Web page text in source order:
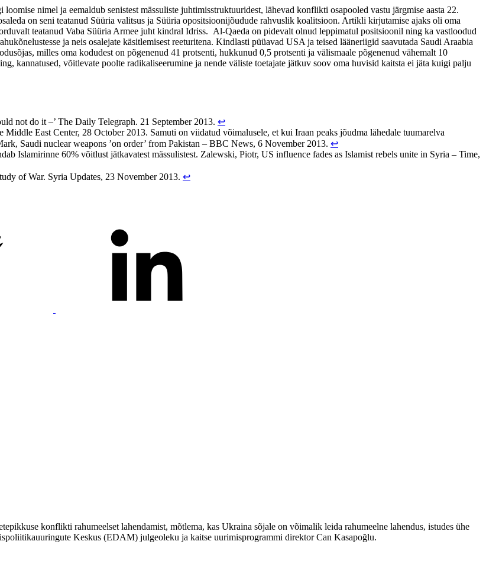
nimel ja eemaldub senistest mässuliste juhtimisstruktuuridest, lähevad konflikti osapooled vastu järgmise aasta 22.
on seni teatanud Süüria valitsus ja Süüria opositsioonijõudude rahvuslik koalitsioon. Artikli kirjutamise ajaks oli oma
teatanud Vaba Süüria Armee juht kindral Idriss. Al-Qaeda on pidevalt olnud leppimatul positsioonil ning ka vastloodud
ja neis osalejate käsitlemisest reeturitena. Kindlasti püüavad USA ja teised lääneriigid saavutada Saudi Araabia
milles oma kodudest on põgenenud 41 protsenti, hukkunud 0,5 protsenti ja välismaale põgenenud vähemalt 10
kannatused, võitlevate poolte radikaliseerumine ja nende väliste toetajate jätkuv soov oma huvisid kaitsta ei jäta kuigi palju
not do it –’ The Daily Telegraph. 21 September 2013. ↩
East Center, 28 October 2013. Samuti on viidatud võimalusele, et kui Iraan peaks jõudma lähedale tuumarelva
Saudi nuclear weapons ’on order’ from Pakistan – BBC News, 6 November 2013. ↩
Islamirinne 60% võitlust jätkavatest mässulistest. Zalewski, Piotr, US influence fades as Islamist rebels unite in Syria – Time,
of War. Syria Updates, 23 November 2013. ↩
konflikti rahumeelset lahendamist, mõtlema, kas Ukraina sõjale on võimalik leida rahumeelne lahendus, istudes ühe
Keskus (EDAM) julgeoleku ja kaitse uurimisprogrammi direktor Can Kasapoğlu.